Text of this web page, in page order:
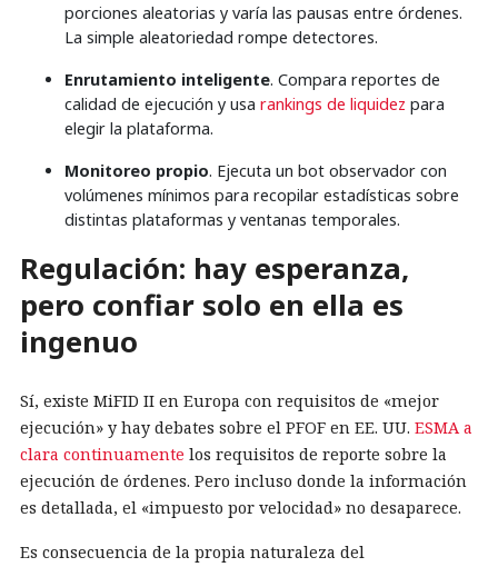
porciones aleatorias y varía las pausas entre órdenes.
La simple aleatoriedad rompe detectores.
Enrutamiento inteligente. Compara reportes de
calidad de ejecución y usa rankings de liquidez para
elegir la plataforma.
Monitoreo propio. Ejecuta un bot observador con
volúmenes mínimos para recopilar estadísticas sobre
distintas plataformas y ventanas temporales.
Regulación: hay esperanza,
pero confiar solo en ella es
ingenuo
Sí, existe MiFID II en Europa con requisitos de «mejor
ejecución» y hay debates sobre el PFOF en EE. UU. ESMA a
clara continuamente los requisitos de reporte sobre la
ejecución de órdenes. Pero incluso donde la información
es detallada, el «impuesto por velocidad» no desaparece.
Es consecuencia de la propia naturaleza del